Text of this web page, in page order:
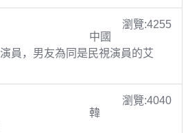
瀏覽:4255
中國
員，男友為同是民視演員的艾
瀏覽:4040
韓